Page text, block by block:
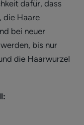
dafür, dass
die Haare
bei neuer
bis nur
die Haarwurzel